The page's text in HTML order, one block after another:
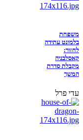
משפחת
בלמונט עתידה
לחזור:
קאסלבניה
מקבלת סדרת
המשך
עדי פרל